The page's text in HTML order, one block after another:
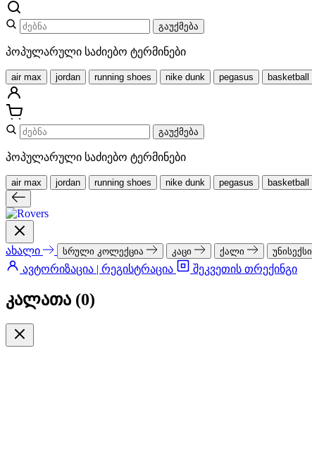
გაუქმება
პოპულარული საძიებო ტერმინები
air max jordan running shoes nike dunk pegasus basketball
გაუქმება
პოპულარული საძიებო ტერმინები
air max jordan running shoes nike dunk pegasus basketball
ახალი სრული კოლექცია კაცი ქალი უნისექსი
ავტორიზაცია | რეგისტრაცია
შეკვეთის თრექინგი
კალათა (0)